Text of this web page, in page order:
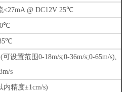
<27mA @ DC12V 25℃
℃
(可设置范围0-18m/s;0-36m/s;0-65m/s),
s
内精度±1cm/s)